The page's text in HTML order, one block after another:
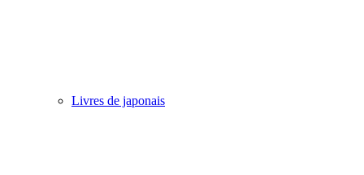
Livres de japonais